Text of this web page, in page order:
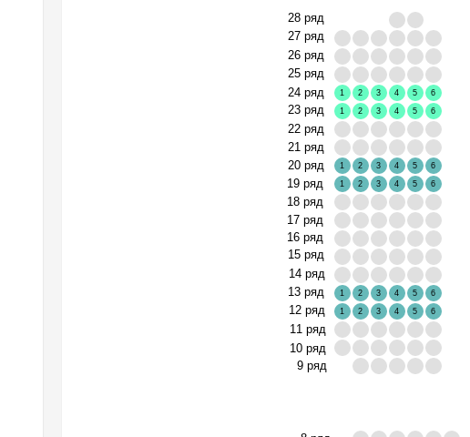
1 2 3 4 5 6
1 2 3 4 5 6
1 2 3 4 5 6
1 2 3 4 5 6
1 2 3 4 5 6
1 2 3 4 5 6
28 ряд
27 ряд
26 ряд
25 ряд
24 ряд
23 ряд
22 ряд
21 ряд
20 ряд
19 ряд
18 ряд
17 ряд
16 ряд
15 ряд
14 ряд
13 ряд
12 ряд
11 ряд
10 ряд
9 ряд